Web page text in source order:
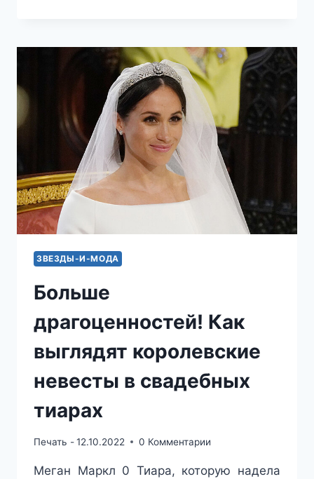
НА
СЕБЯ
ВНИМАНИЕ
ПРИНЦА
ГАРРИ:
КОВАРНЫЙ
ПРИЕМ,
КОТОРЫЙ
ОНА
ДО
ЗВЕЗДЫ-И-МОДА
Больше
драгоценностей! Как
выглядят королевские
невесты в свадебных
тиарах
Печать -12.10.2022 0 Комментарии
Меган Маркл 0 Тиара, которую надела